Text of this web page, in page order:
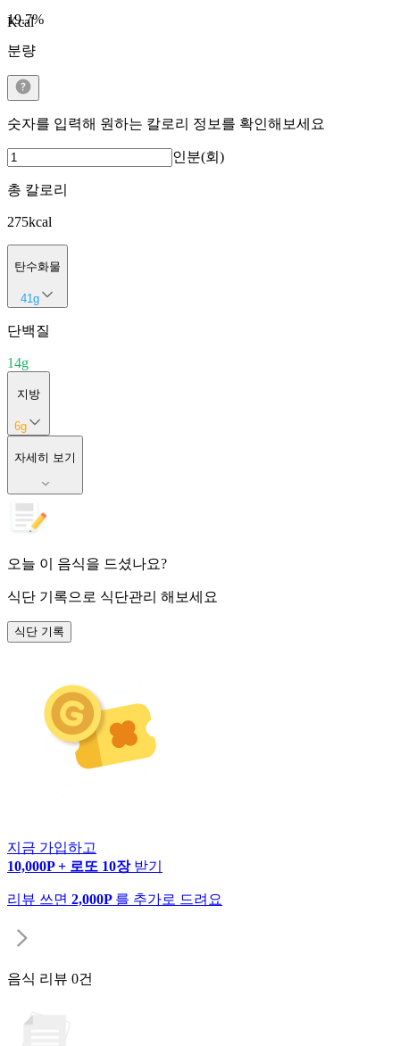
Kcal
19.7%
분량
숫자를 입력해 원하는 칼로리 정보를 확인해보세요
인분(회)
총 칼로리
275kcal
탄수화물
41g
단백질
14g
지방
6g
자세히 보기
오늘 이 음식을 드셨나요?
식단 기록으로 식단관리 해보세요
식단 기록
지금 가입하고
10,000P + 로또 10장 받기
리뷰 쓰면 2,000P 를 추가로 드려요
음식 리뷰 0건